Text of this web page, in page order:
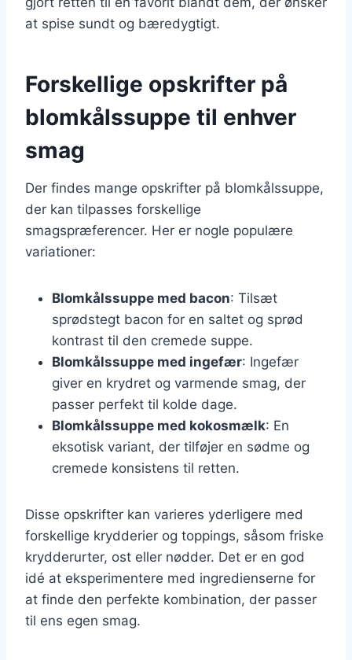
at spise sundt og bæredygtigt.
Forskellige opskrifter på
blomkålssuppe til enhver
smag
Der findes mange opskrifter på blomkålssuppe,
der kan tilpasses forskellige
smagspræferencer. Her er nogle populære
variationer:
Blomkålssuppe med bacon: Tilsæt
sprødstegt bacon for en saltet og sprød
kontrast til den cremede suppe.
Blomkålssuppe med ingefær: Ingefær
giver en krydret og varmende smag, der
passer perfekt til kolde dage.
Blomkålssuppe med kokosmælk: En
eksotisk variant, der tilføjer en sødme og
cremede konsistens til retten.
Disse opskrifter kan varieres yderligere med
forskellige krydderier og toppings, såsom friske
krydderurter, ost eller nødder. Det er en god
idé at eksperimentere med ingredienserne for
at finde den perfekte kombination, der passer
til ens egen smag.